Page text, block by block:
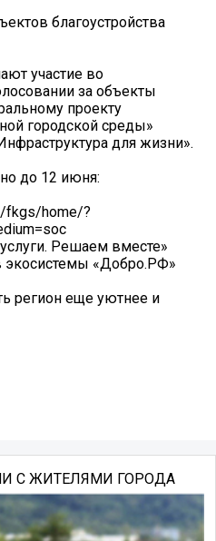
благоустройства
участие во
за объекты
проекту
городской среды»
для жизни».
до 12 июня:
fkgs/home/?
Решаем вместе»
«Добро.РФ»
регион еще уютнее и
С ЖИТЕЛЯМИ ГОРОДА